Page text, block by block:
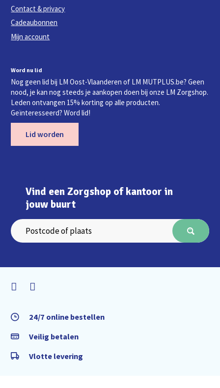
Contact & privacy
Cadeaubonnen
Mijn account
Word nu lid
Nog geen lid bij LM Oost-Vlaanderen of LM MUTPLUS.be? Geen
nood, je kan nog steeds je aankopen doen bij onze LM Zorgshop.
Leden ontvangen 15% korting op alle producten.
Geïnteresseerd? Word lid!
Lid worden
Vind een Zorgshop of kantoor in
jouw buurt
24/7 online bestellen
Veilig betalen
Vlotte levering